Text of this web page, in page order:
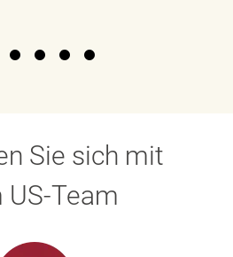
Sie sich mit
US-Team